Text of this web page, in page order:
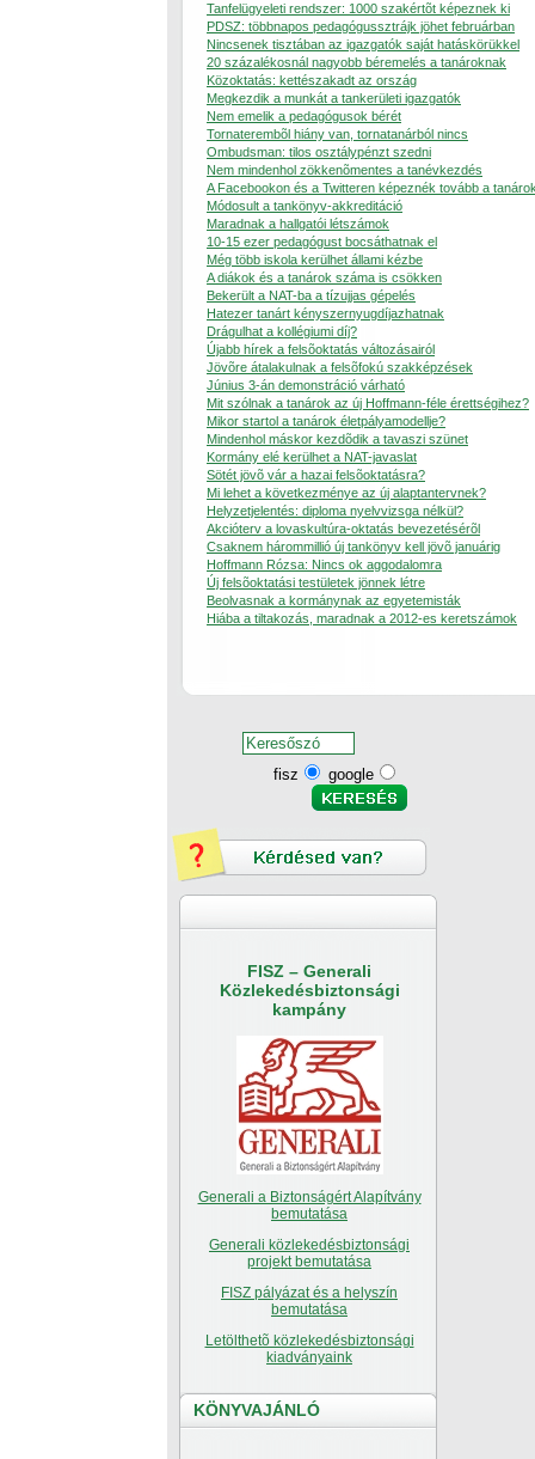
Tanfelügyeleti rendszer: 1000 szakértõt képeznek ki
PDSZ: többnapos pedagógussztrájk jöhet februárban
Nincsenek tisztában az igazgatók saját hatáskörükkel
20 százalékosnál nagyobb béremelés a tanároknak
Közoktatás: kettészakadt az ország
Megkezdik a munkát a tankerületi igazgatók
Nem emelik a pedagógusok bérét
Tornaterembõl hiány van, tornatanárból nincs
Ombudsman: tilos osztálypénzt szedni
Nem mindenhol zökkenõmentes a tanévkezdés
A Facebookon és a Twitteren képeznék tovább a
Módosult a tankönyv-akkreditáció
Maradnak a hallgatói létszámok
10-15 ezer pedagógust bocsáthatnak el
Még több iskola kerülhet állami kézbe
A diákok és a tanárok száma is csökken
Bekerült a NAT-ba a tízujjas gépelés
Hatezer tanárt kényszernyugdíjazhatnak
Drágulhat a kollégiumi díj?
Újabb hírek a felsõoktatás változásairól
Jövõre átalakulnak a felsõfokú szakképzések
Június 3-án demonstráció várható
Mit szólnak a tanárok az új Hoffmann-féle érettségihez?
Mikor startol a tanárok életpályamodellje?
Mindenhol máskor kezdõdik a tavaszi szünet
Kormány elé kerülhet a NAT-javaslat
Sötét jövõ vár a hazai felsõoktatásra?
Mi lehet a következménye az új alaptantervnek?
Helyzetjelentés: diploma nyelvvizsga nélkül?
Akcióterv a lovaskultúra-oktatás bevezetésérõl
Csaknem hárommillió új tankönyv kell jövõ januárig
Hoffmann Rózsa: Nincs ok aggodalomra
Új felsõoktatási testületek jönnek létre
Beolvasnak a kormánynak az egyetemisták
Hiába a tiltakozás, maradnak a 2012-es keretszámok
fisz google
FISZ – Generali
Közlekedésbiztonsági
kampány
Generali a Biztonságért Alapítvány
bemutatása
Generali közlekedésbiztonsági
projekt bemutatása
FISZ pályázat és a helyszín
bemutatása
Letölthetõ közlekedésbiztonsági
kiadványaink
KÖNYVAJÁNLÓ